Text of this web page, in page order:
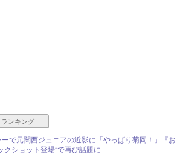
ランキング
で元関西ジュニアの近影に「やっぱり菊岡！」『お
クショット登場”で再び話題に